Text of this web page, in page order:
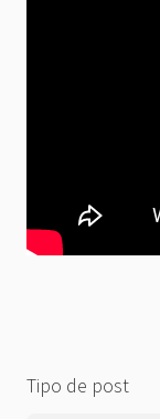
Tipo de post